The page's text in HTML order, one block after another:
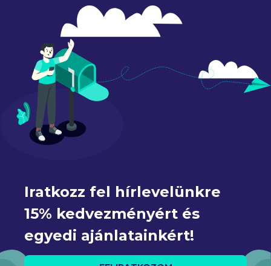
Iratkozz fel hírlevelünkre
15% kedvezményért és
egyedi ajánlatainkért!